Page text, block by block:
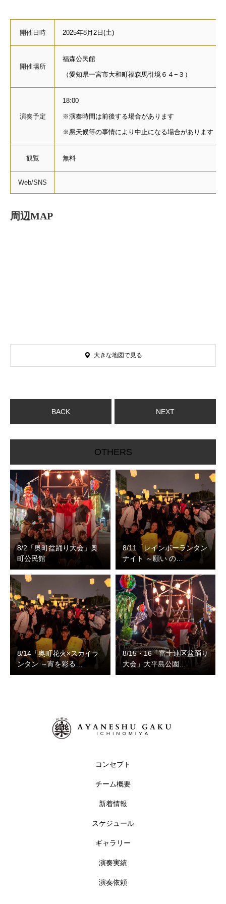
開催日時 2025年8月2日(土)
開催場所
福森公民館
（愛知県一宮市大和町福森馬引境６４−３）
演奏予定
18:00
※演奏時間は前後する場合があります
※悪天候等の事情により中止になる場合があります
観覧 無料
Web/SNS
周辺MAP
大きな地図で見る
BACK NEXT
OTHERS
8/2「奥町盆踊り大会」奥
町公民館
8/11「レインボーランタン
ナイト ～願い の…
8/14「奥町花火×スカイラ
ンタン ～宵を彩る…
8/15・16「富士連区盆踊り
大会」大平島公園…
コンセプト
チーム概要
新着情報
スケジュール
ギャラリー
演奏実績
演奏依頼